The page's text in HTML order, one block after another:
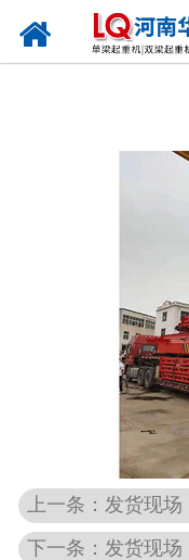
上一条：发货现场
下一条：发货现场